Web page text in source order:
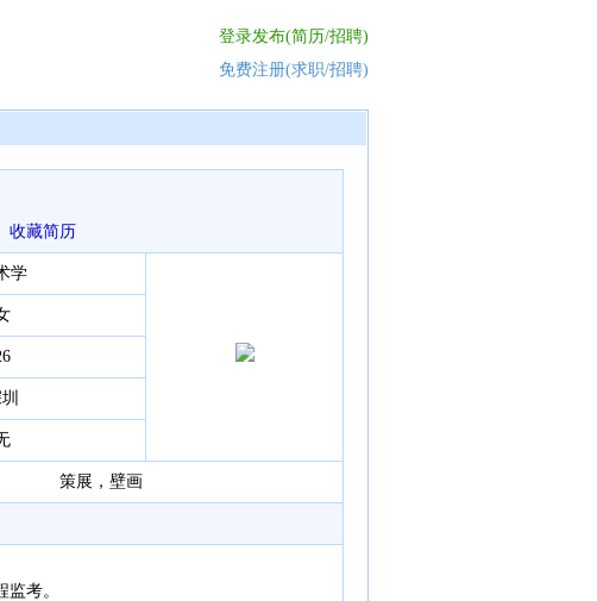
登录发布(简历/招聘)
免费注册(求职/招聘)
收藏简历
学
策展，壁画
考。